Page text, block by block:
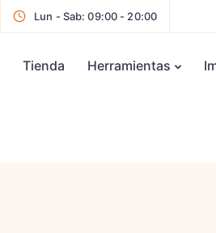
Lun - Sab: 09:00 - 20:00
Tienda Herramientas